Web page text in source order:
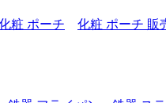
粧 ポーチ
化粧 ポーチ 販